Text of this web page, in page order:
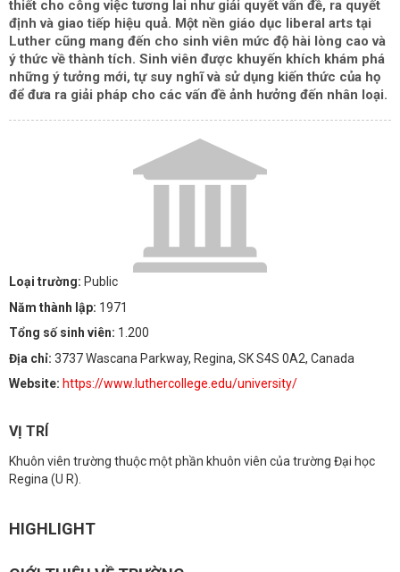
thiết cho công việc tương lai như giải quyết vấn đề, ra quyết
định và giao tiếp hiệu quả. Một nền giáo dục liberal arts tại
Luther cũng mang đến cho sinh viên mức độ hài lòng cao và
ý thức về thành tích. Sinh viên được khuyến khích khám phá
những ý tưởng mới, tự suy nghĩ và sử dụng kiến ​​thức của họ
để đưa ra giải pháp cho các vấn đề ảnh hưởng đến nhân loại.
Loại trường: Public
Năm thành lập: 1971
Tổng số sinh viên: 1.200
Địa chỉ: 3737 Wascana Parkway, Regina, SK S4S 0A2, Canada
Website: https://www.luthercollege.edu/university/
VỊ TRÍ
Khuôn viên trường thuộc một phần khuôn viên của trường Đại học
Regina (U R).
HIGHLIGHT